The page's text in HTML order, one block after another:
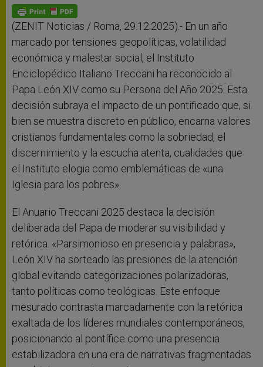
p
p
g
e
r
o
k
(ZENIT Noticias / Roma, 29.12.2025).- En un año
marcado por tensiones geopolíticas, volatilidad
económica y malestar social, el Instituto
Enciclopédico Italiano Treccani ha reconocido al
Papa León XIV como su Persona del Año 2025. Esta
decisión subraya el impacto de un pontificado que, si
bien se muestra discreto en público, encarna valores
cristianos fundamentales como la sobriedad, el
discernimiento y la escucha atenta, cualidades que
el Instituto elogia como emblemáticas de «una
Iglesia para los pobres».
El Anuario Treccani 2025 destaca la decisión
deliberada del Papa de moderar su visibilidad y
retórica. «Parsimonioso en presencia y palabras»,
León XIV ha sorteado las presiones de la atención
global evitando categorizaciones polarizadoras,
tanto políticas como teológicas. Este enfoque
mesurado contrasta marcadamente con la retórica
exaltada de los líderes mundiales contemporáneos,
posicionando al pontífice como una presencia
estabilizadora en una era de narrativas fragmentadas